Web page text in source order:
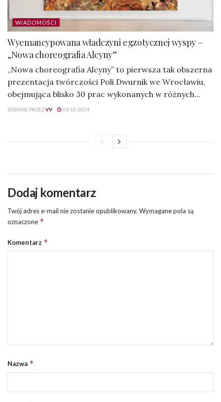
WIADOMOŚCI
Wyemancypowana władczyni egzotycznej wyspy –
„Nowa choreografia Alcyny”
„Nowa choreografia Alcyny” to pierwsza tak obszerna
prezentacja twórczości Poli Dwurnik we Wrocławiu,
obejmująca blisko 30 prac wykonanych w różnych...
DODANE PRZEZVV 09-12-2024
Dodaj komentarz
Twój adres e-mail nie zostanie opublikowany. Wymagane pola są
oznaczone *
Komentarz *
Nazwa *